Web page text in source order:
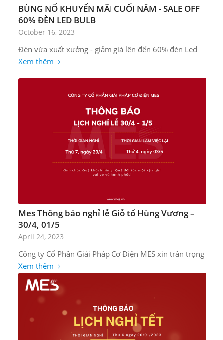
BÙNG NỔ KHUYẾN MÃI CUỐI NĂM - SALE OFF
60% ĐÈN LED BULB
October 16, 2023
Đèn vừa xuất xưởng - giảm giá lên đến 60% đèn Led
Xem thêm
Mes Thông báo nghỉ lễ Giỗ tổ Hùng Vương –
30/4, 01/5
April 24, 2023
Công ty Cổ Phần Giải Pháp Cơ Điện MES xin trân trọng
Xem thêm